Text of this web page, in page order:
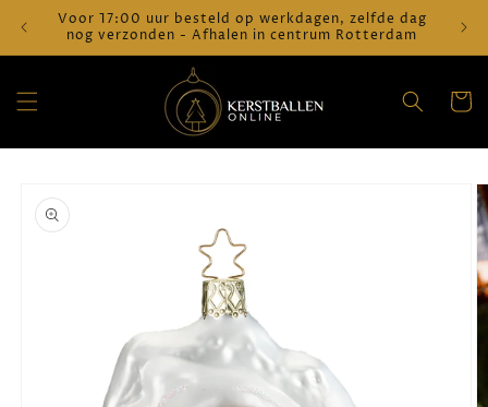
naar de
content
Voor 17:00 uur besteld op werkdagen, zelfde dag
nog verzonden - Afhalen in centrum Rotterdam